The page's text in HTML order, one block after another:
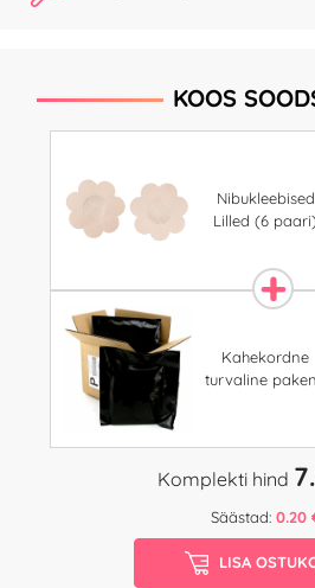
KOOS
Nibukleebised
Lilled (6
Kahekordne
turvaline
Komplekti hind
Säästad: 0.20
LISA